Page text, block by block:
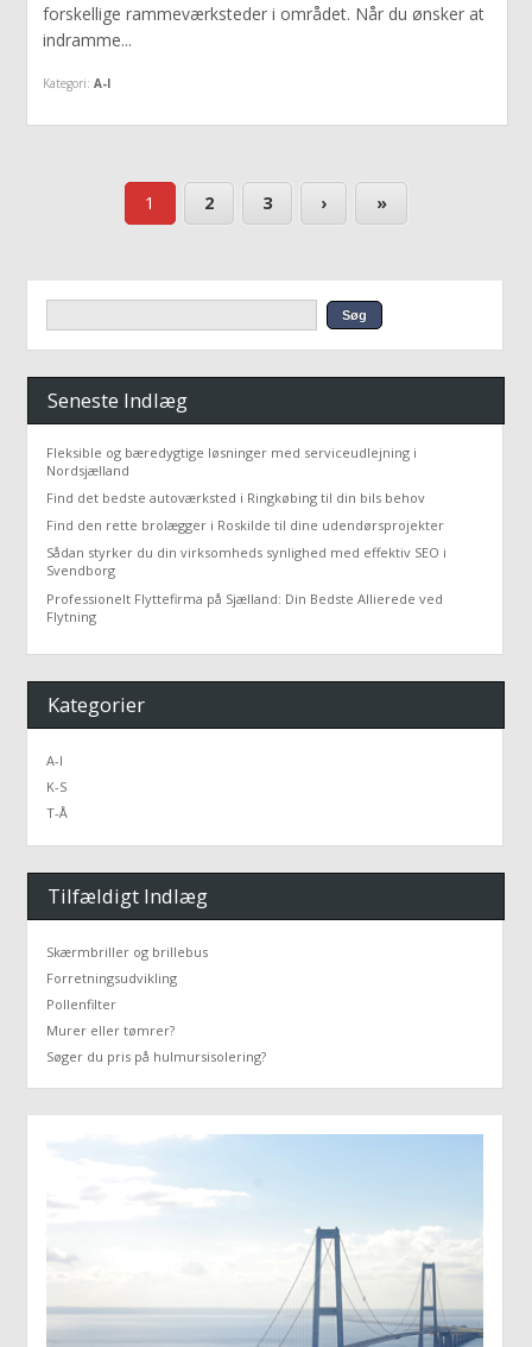
forskellige rammeværksteder i området. Når du ønsker at
indramme...
Kategori: A-I
1 2 3 › »
Seneste Indlæg
Fleksible og bæredygtige løsninger med serviceudlejning i
Nordsjælland
Find det bedste autoværksted i Ringkøbing til din bils behov
Find den rette brolægger i Roskilde til dine udendørsprojekter
Sådan styrker du din virksomheds synlighed med effektiv SEO i
Svendborg
Professionelt Flyttefirma på Sjælland: Din Bedste Allierede ved
Flytning
Kategorier
A-I
K-S
T-Å
Tilfældigt Indlæg
Skærmbriller og brillebus
Forretningsudvikling
Pollenfilter
Murer eller tømrer?
Søger du pris på hulmursisolering?